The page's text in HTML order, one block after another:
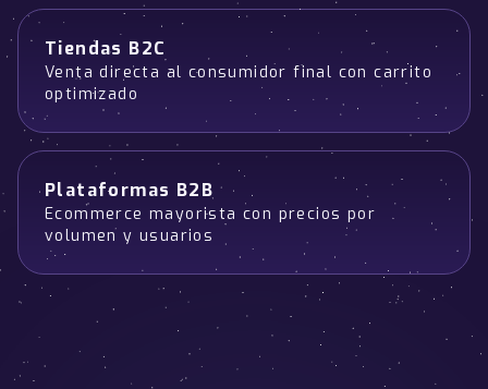
Tiendas B2C
Venta directa al consumidor final con carrito
optimizado
Plataformas B2B
Ecommerce mayorista con precios por
volumen y usuarios